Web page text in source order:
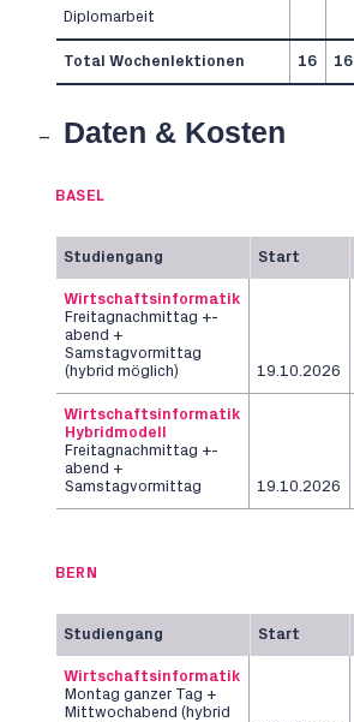
Diplomarbeit
Total Wochenlektionen 16 16
Daten & Kosten
BASEL
Studiengang Start
Wirtschaftsinformatik
Freitagnachmittag +-
abend +
Samstagvormittag
(hybrid möglich)
19.10.2026
Wirtschaftsinformatik
Hybridmodell
Freitagnachmittag +-
abend +
Samstagvormittag
19.10.2026
BERN
Studiengang Start
Wirtschaftsinformatik
Montag ganzer Tag +
Mittwochabend (hybrid